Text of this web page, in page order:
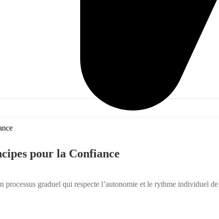
pour la Confiance
processus graduel qui respecte l’autonomie et le rythme individuel